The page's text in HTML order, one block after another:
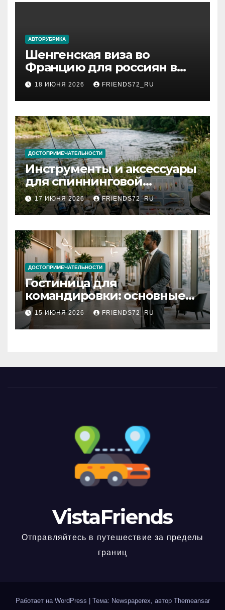
АВТОРУБРИКА
Шенгенская виза во
Францию для россиян в
2026 году: сроки от 3 дней
и список необходимых
документов
18 ИЮНЯ 2026 FRIENDS72_RU
ДОСТОПРИМЕЧАТЕЛЬНОСТИ
Инструменты и аксессуары
для спиннинговой
рыбалки: назначение и
типы
17 ИЮНЯ 2026 FRIENDS72_RU
ДОСТОПРИМЕЧАТЕЛЬНОСТИ
Гостиница для
командировки: основные
критерии выбора
15 ИЮНЯ 2026 FRIENDS72_RU
VistaFriends
Отправляйтесь в путешествие за пределы
границ
Работает на WordPress Тема: Newspaperex, автор Themeansar